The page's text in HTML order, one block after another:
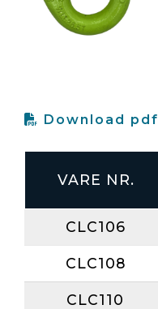
Download pdf
VARE NR.
CLC106
CLC108
CLC110